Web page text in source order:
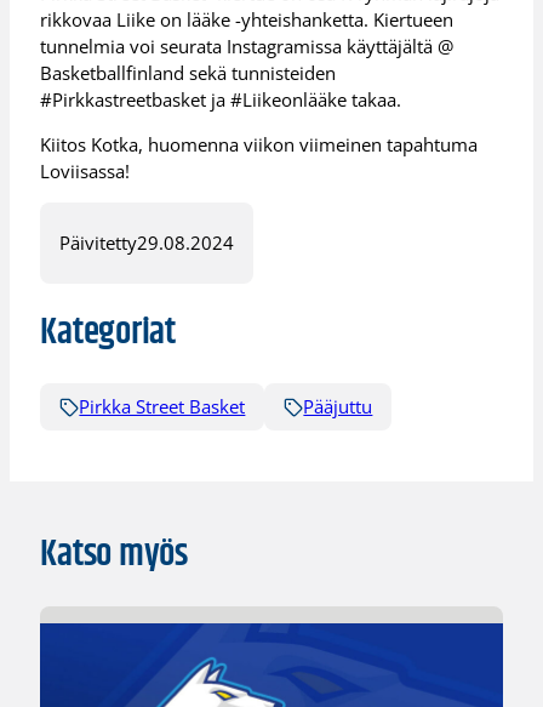
rikkovaa Liike on lääke -yhteishanketta. Kiertueen
tunnelmia voi seurata Instagramissa käyttäjältä @
Basketballfinland sekä tunnisteiden
#Pirkkastreetbasket ja #Liikeonlääke takaa.
Kiitos Kotka, huomenna viikon viimeinen tapahtuma
Loviisassa!
Päivitetty29.08.2024
Kategoriat
Pirkka Street Basket Pääjuttu
Katso myös